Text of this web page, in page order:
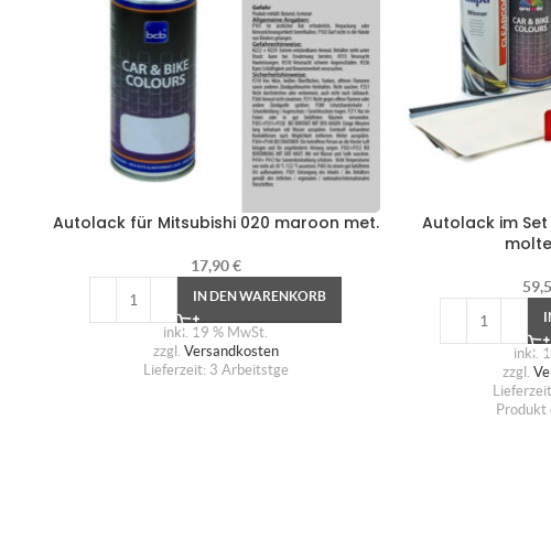
Autolack für Mitsubishi 020 maroon met.
17,90€
IN DEN WARENKORB
inkl. 19 % MwSt.
zzgl. Versandkosten
Lieferzeit: 3 Arbeitstge
Autolack im Set
inkl.
zzgl.